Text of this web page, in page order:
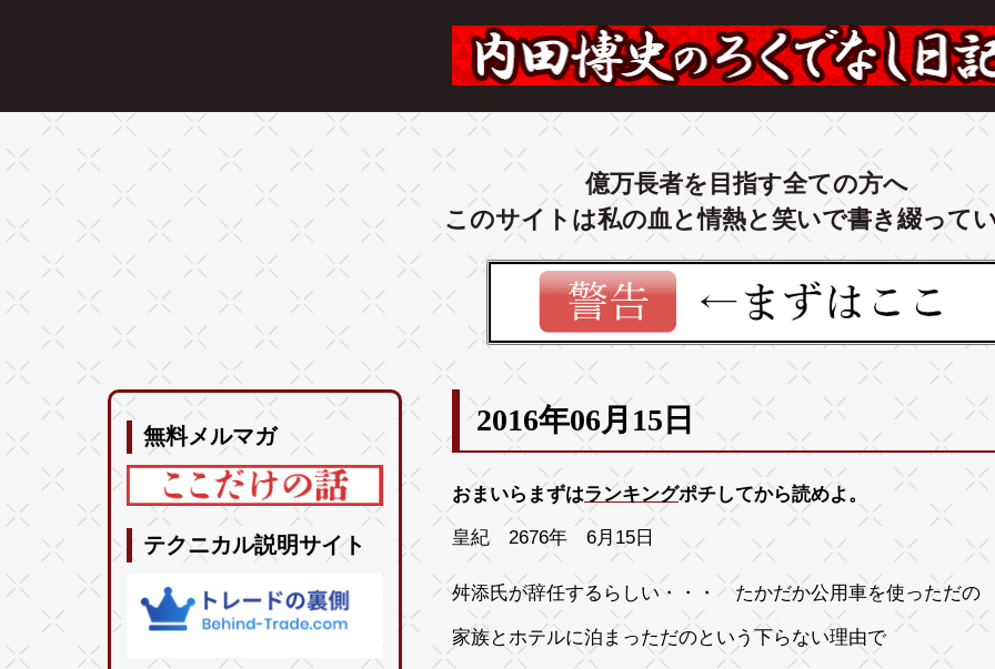
億万長者を目指す全ての方へ
このサイトは私の血と情熱と笑いで書き綴って
無料メルマガ
テクニカル説明サイト
2016年06月15日
おまいらまずはランキングポチしてから読めよ。
皇紀 2676年 6月15日
舛添氏が辞任するらしい・・・ たかだか公用車を使っただの
家族とホテルに泊まっただのという下らない理由で